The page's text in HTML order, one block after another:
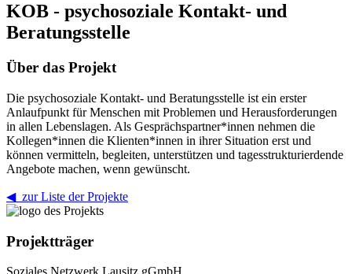
KOB - psychosoziale Kontakt- und
Beratungsstelle
Über das Projekt
Die psychosoziale Kontakt- und Beratungsstelle ist ein erster
Anlaufpunkt für Menschen mit Problemen und Herausforderungen
in allen Lebenslagen. Als Gesprächspartner*innen nehmen die
Kollegen*innen die Klienten*innen in ihrer Situation erst und
können vermitteln, begleiten, unterstützen und tagesstrukturierdende
Angebote machen, wenn gewünscht.
◀ zur Liste der Projekte
Projektträger